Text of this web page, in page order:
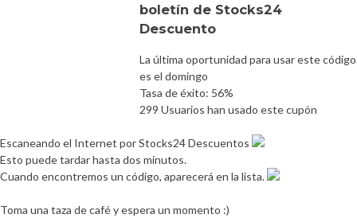
boletín de Stocks24
Descuento
La última oportunidad para usar este código
es el domingo
Tasa de éxito: 56%
299 Usuarios han usado este cupón
Escaneando el Internet por Stocks24 Descuentos
Esto puede tardar hasta dos minutos.
Cuando encontremos un código, aparecerá en la lista.
Toma una taza de café y espera un momento :)